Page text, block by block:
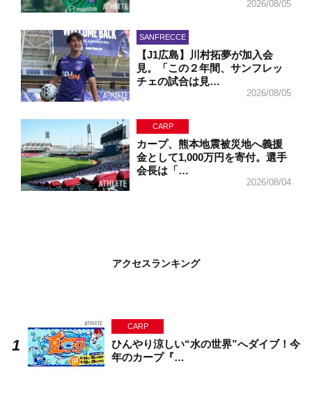
2026/08/05
SANFRECCE
【J1広島】川村拓夢が加入会
見。「この２年間、サンフレッ
チェの試合は見…
2026/08/05
CARP
カープ、熊本地震被災地へ義援
金として1,000万円を寄付。選手
会長は「…
2026/08/04
アクセスランキング
CARP
ひんやり涼しい“水の世界”へダイブ！今
年のカープ『…